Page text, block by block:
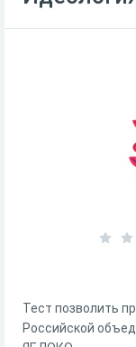
Тест позволить
Российской